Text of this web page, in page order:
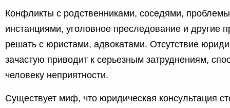
Конфликты с родственниками, соседями,
инстанциями, уголовное преследование и другие
решать с юристами, адвокатами. Отсутствие
зачастую приводит к серьезным затруднениям,
человеку неприятности.
Существует миф, что юридическая консультация